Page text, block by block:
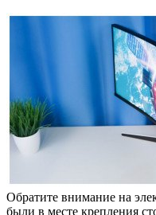
Обратите внимание на
были в месте крепления